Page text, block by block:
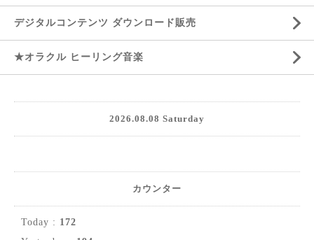
デジタルコンテンツ ダウンロード販売
★オラクル ヒーリング音楽
2026.08.08 Saturday
カウンター
Today : 172